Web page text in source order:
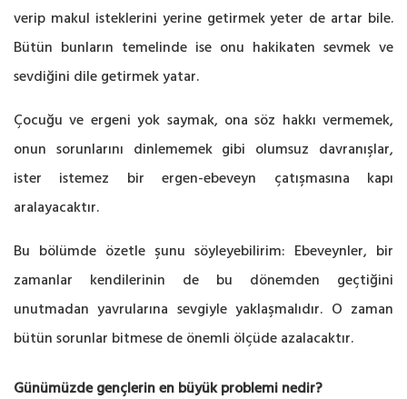
verip makul isteklerini yerine getirmek yeter de artar bile.
Bütün bunların temelinde ise onu hakikaten sevmek ve
sevdiğini dile getirmek yatar.
Çocuğu ve ergeni yok saymak, ona söz hakkı vermemek,
onun sorunlarını dinlememek gibi olumsuz davranışlar,
ister istemez bir ergen-ebeveyn çatışmasına kapı
aralayacaktır.
Bu bölümde özetle şunu söyleyebilirim: Ebeveynler, bir
zamanlar kendilerinin de bu dönemden geçtiğini
unutmadan yavrularına sevgiyle yaklaşmalıdır. O zaman
bütün sorunlar bitmese de önemli ölçüde azalacaktır.
Günümüzde gençlerin en büyük problemi nedir?